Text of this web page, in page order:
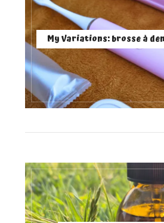
My Variations: brosse à